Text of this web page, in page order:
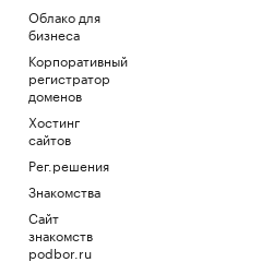
Облако для
бизнеса
Корпоративный
регистратор
доменов
Хостинг
сайтов
Рег.решения
Знакомства
Сайт
знакомств
podbor.ru